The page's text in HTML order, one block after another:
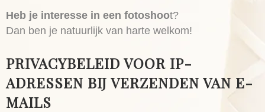
Heb je interesse in een fotoshoot?
Dan ben je natuurlijk van harte welkom!
PRIVACYBELEID VOOR IP-
ADRESSEN BIJ VERZENDEN VAN E-
MAILS